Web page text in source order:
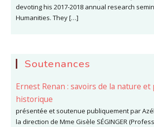
devoting his 2017-2018 annual research
Humanities. They […]
Soutenances
Ernest Renan : savoirs de la nature et
historique
présentée et soutenue publiquement par
la direction de Mme Gisèle SÉGINGER